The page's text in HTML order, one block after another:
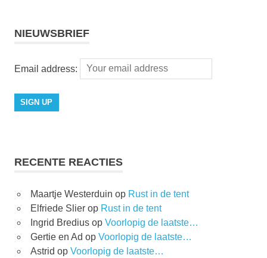
NIEUWSBRIEF
Email address:
RECENTE REACTIES
Maartje Westerduin op Rust in de tent
Elfriede Slierop Rust in de tent
Ingrid Brediusop Voorlopig de laatste…
Gertie en Ad op Voorlopig de laatste…
Astrid op Voorlopig de laatste…